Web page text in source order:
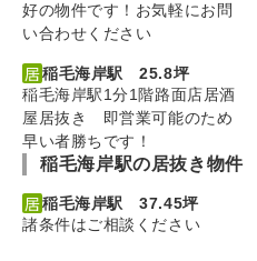
好の物件です！お気軽にお問
い合わせください
稲毛海岸駅 25.8坪
稲毛海岸駅1分1階路面店居酒
屋居抜き 即営業可能のため
早い者勝ちです！
稲毛海岸駅の居抜き物件
稲毛海岸駅 37.45坪
諸条件はご相談ください